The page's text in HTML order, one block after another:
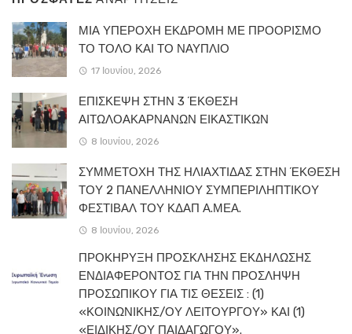
ΜΙΑ ΥΠΕΡΟΧΗ ΕΚΔΡΟΜΗ ΜΕ ΠΡΟΟΡΙΣΜΟ
ΤΟ ΤΟΛΟ ΚΑΙ ΤΟ ΝΑΥΠΛΙΟ
17 Ιουνίου, 2026
ΕΠΙΣΚΕΨΗ ΣΤΗΝ 3 ΈΚΘΕΣΗ
ΑΙΤΩΛΟΑΚΑΡΝΑΝΩΝ ΕΙΚΑΣΤΙΚΩΝ
8 Ιουνίου, 2026
ΣΥΜΜΕΤΟΧΗ ΤΗΣ ΗΛΙΑΧΤΙΔΑΣ ΣΤΗΝ ΈΚΘΕΣΗ
ΤΟΥ 2 ΠΑΝΕΛΛΗΝΙΟΥ ΣΥΜΠΕΡΙΛΗΠΤΙΚΟΥ
ΦΕΣΤΙΒΑΛ ΤΟΥ ΚΔΑΠ Α.ΜΕΑ.
8 Ιουνίου, 2026
ΠΡΟΚΗΡΥΞΗ ΠΡΟΣΚΛΗΣΗΣ ΕΚΔΗΛΩΣΗΣ
ΕΝΔΙΑΦΕΡΟΝΤΟΣ ΓΙΑ ΤΗΝ ΠΡΟΣΛΗΨΗ
ΠΡΟΣΩΠΙΚΟΥ ΓΙΑ ΤΙΣ ΘΕΣΕΙΣ : (1)
«ΚΟΙΝΩΝΙΚΗΣ/ΟΥ ΛΕΙΤΟΥΡΓΟΥ» ΚΑΙ (1)
«ΕΙΔΙΚΗΣ/ΟΥ ΠΑΙΔΑΓΩΓΟΥ».